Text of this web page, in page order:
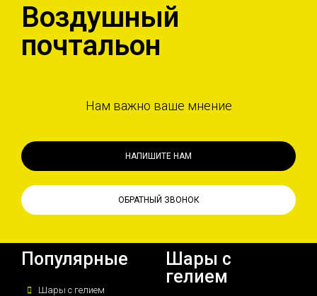
Воздушный
почтальон
Нам важно ваше мнение
НАПИШИТЕ НАМ
ОБРАТНЫЙ ЗВОНОК
Популярные
Шары с гелием
Шары с
гелием